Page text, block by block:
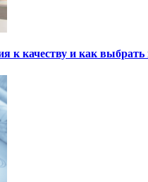
к качеству и как